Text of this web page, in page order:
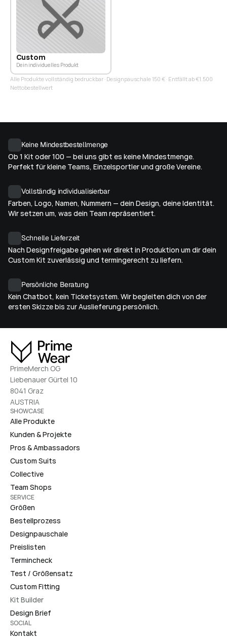
Custom
Dein individuelles Produkt
Alle Produkte vollständig bedruckbar · Designpauschale 150 € · Entfällt ab €1.500
Nettobestellwert
Keine Mindestbestellmenge
Ob 1 Kit oder 100 — bei uns gibt es keine Mindestmenge.
Perfekt für kleine Teams, Einzelsportler und große Vereine.
Vollständig individualisierbar
Farben, Logo, Namen, Nummern — dein Design, deine Identität.
Wir setzen um, was dein Team repräsentiert.
Schnelle Lieferzeit
Nach Designfreigabe gehen wir direkt in Produktion um dir dein
Custom Kit zuverlässig und termingerecht zu liefern.
Persönliche Beratung
Kein Chatbot, kein Ticketsystem. Wir begleiten dich von der
ersten Skizze bis zur Auslieferung persönlich.
PrimeMerch OG
Liebenauer Gürtel 10
8041 Graz
AUSTRIA
SHOWCASE
Alle Produkte
Kunden & Projekte
Pros & Ambassadors
Custom Suits
Collective
Team Shops
SERVICE
Größen
Bestellprozess
Designpauschale
Preislisten
Termincheck
Test / Größensatz
Custom Fitting
Kit Builder
Design Brief
SOCIAL
Kontakt